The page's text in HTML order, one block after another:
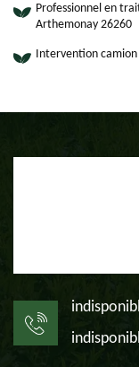
Professionnel en
Arthemonay 26260
Intervention